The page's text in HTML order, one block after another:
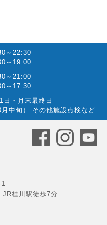
～22:30
～19:00
～21:00
～17:30
日・月末最終日
中旬） その他施設点検など
1
桂川駅徒歩7分